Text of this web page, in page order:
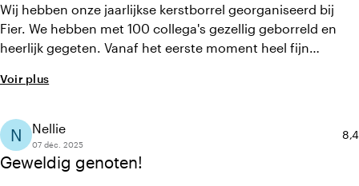
evenement!
Wij hebben onze jaarlijkse kerstborrel georganiseerd bij
Fier. We hebben met 100 collega's gezellig geborreld en
heerlijk gegeten. Vanaf het eerste moment heel fijn
meegedacht en er is veel mogelijk bij Fier. Ook op de
de eventmanager en overige personeelsleden. Wij komen
zeker nog een keer terug!
Voir plus
Geweldig genoten!
N Nellie
07 déc. 2025
8,4